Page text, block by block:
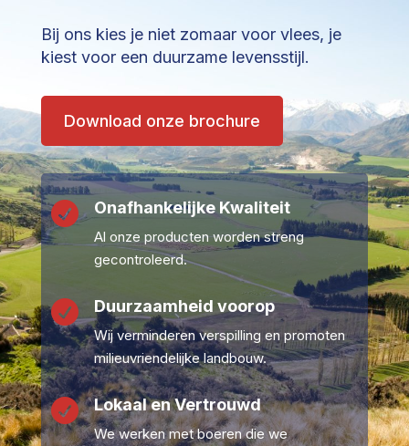
Bij ons kies je niet zomaar voor vlees, je
kiest voor een duurzame levensstijl.
Download onze brochure
 Onafhankelijke Kwaliteit
Al onze producten worden streng
gecontroleerd.
 Duurzaamheid voorop
Wij verminderen verspilling en promoten
milieuvriendelijke landbouw.
 Lokaal en Vertrouwd
We werken met boeren die we